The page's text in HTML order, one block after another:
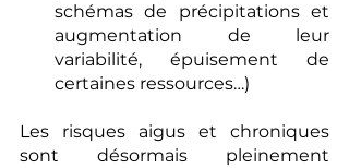
schémas de précipitations et
augmentation de leur
variabilité, épuisement de
certaines ressources…)
Les risques aigus et chroniques
sont désormais pleinement